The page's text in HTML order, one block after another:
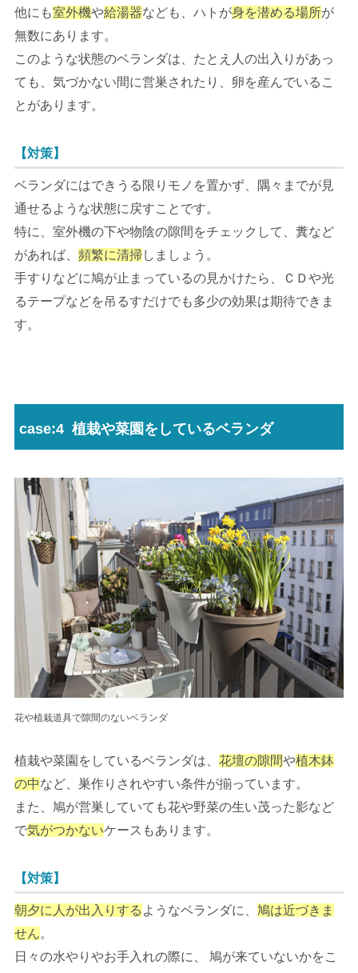
他にも室外機や給湯器なども、ハトが身を潜める場所が
無数にあります。
このような状態のベランダは、たとえ人の出入りがあっ
ても、気づかない間に営巣されたり、卵を産んでいるこ
とがあります。
【対策】
ベランダにはできうる限りモノを置かず、隅々までが見
通せるような状態に戻すことです。
特に、室外機の下や物陰の隙間をチェックして、糞など
があれば、 頻繁に清掃しましょう。
手すりなどに鳩が止まっているの見かけたら、ＣＤや光
るテープなどを吊るすだけでも多少の効果は期待できま
す。
case:4 植栽や菜園をしているベランダ
花や植栽道具で隙間のないベランダ
植栽や菜園をしているベランダは、 花壇の隙間や植木鉢
の中など、巣作りされやすい条件が揃っています。
また、鳩が営巣していても花や野菜の生い茂った影など
で気がつかないケースもあります。
【対策】
朝夕に人が出入りする ようなベランダに、 鳩は近づきま
せん。
日々の水やりやお手入れの際に、 鳩が来ていないかをこ